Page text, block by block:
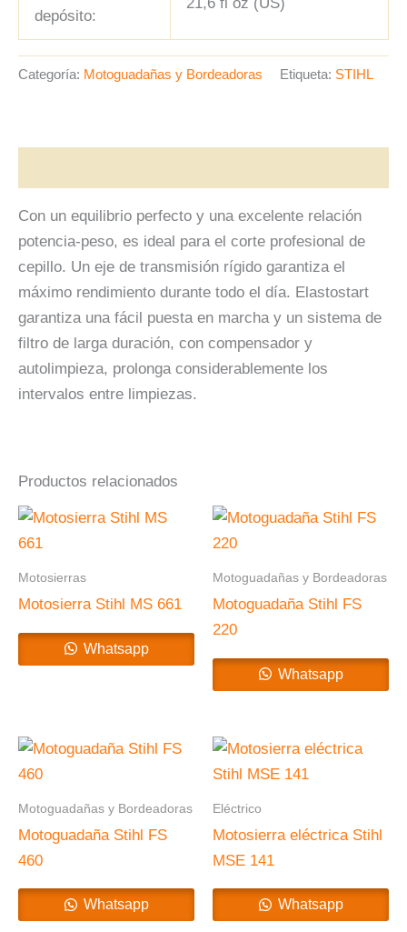
depósito:
Categoría: Motoguadañas y Bordeadoras Etiqueta: STIHL
Con un equilibrio perfecto y una excelente relación
potencia-peso, es ideal para el corte profesional de
cepillo. Un eje de transmisión rígido garantiza el
máximo rendimiento durante todo el día. Elastostart
garantiza una fácil puesta en marcha y un sistema de
filtro de larga duración, con compensador y
autolimpieza, prolonga considerablemente los
intervalos entre limpiezas.
Productos relacionados
Motosierras
Motosierra Stihl MS 661
Whatsapp
Motoguadañas y Bordeadoras
Motoguadaña Stihl FS
220
Whatsapp
Motoguadañas y Bordeadoras
Motoguadaña Stihl FS
460
Whatsapp
Eléctrico
Motosierra eléctrica Stihl
MSE 141
Whatsapp